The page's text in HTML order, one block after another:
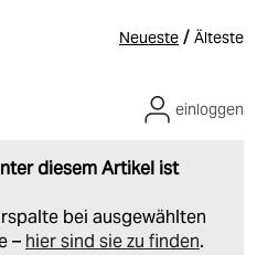
Neueste / Älteste
diesem Artikel ist
bei ausgewählten
– hier sind sie zu finden.
einloggen